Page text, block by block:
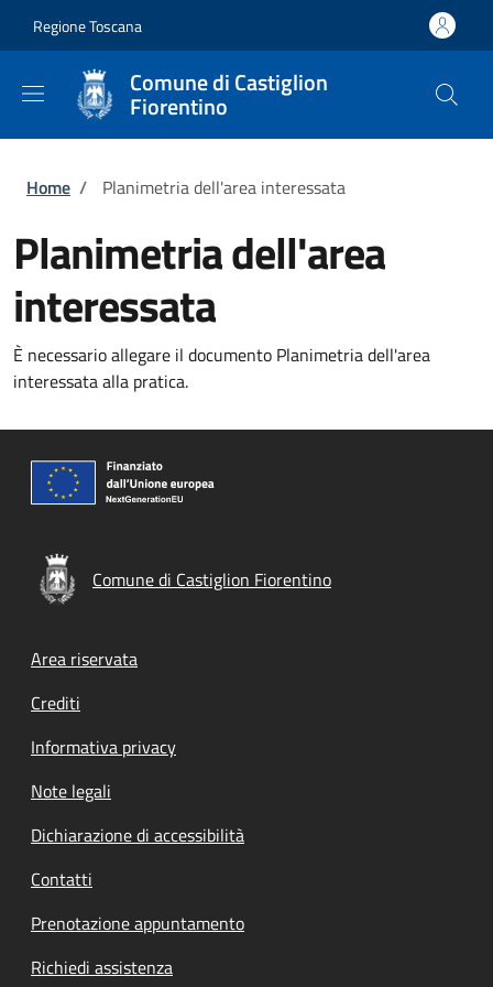
Regione Toscana
Comune di Castiglion
Fiorentino
Briciole di pane
Home / Planimetria dell'area interessata
Planimetria dell'area
interessata
È necessario allegare il documento Planimetria dell'area
interessata alla pratica.
Comune di Castiglion Fiorentino
Footer menu
Area riservata
Crediti
Informativa privacy
Note legali
Dichiarazione di accessibilità
Contatti
Prenotazione appuntamento
Richiedi assistenza